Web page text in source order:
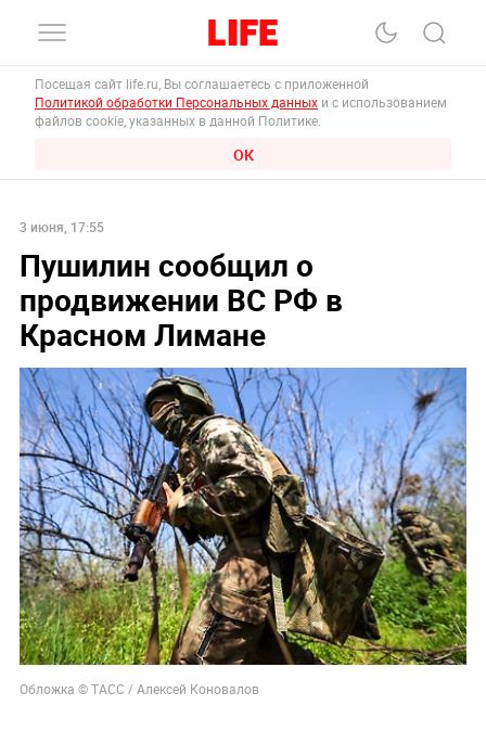
Посещая сайт life.ru, Вы соглашаетесь с приложенной
Политикой обработки Персональных данных и с использованием
файлов cookie, указанных в данной Политике.
ОК
3 июня, 17:55
Пушилин сообщил о
продвижении ВС РФ в
Красном Лимане
Обложка © ТАСС / Алексей Коновалов